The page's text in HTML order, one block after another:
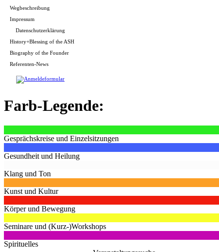
Wegbeschreibung
Impressum
Datenschutzerklärung
History+Blessing of the ASH
Biography of the Founder
Referenten-News
Farb-Legende:
Gesprächskreise und Einzelsitzungen
Gesundheit und Heilung
Klang und Ton
Kunst und Kultur
Körper und Bewegung
Seminare und (Kurz-)Workshops
Spirituelles